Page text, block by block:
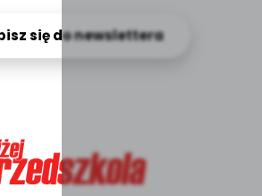
się do newslettera